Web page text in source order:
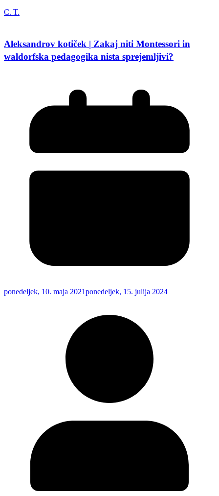
C. T.
Aleksandrov kotiček | Zakaj niti Montessori in
waldorfska pedagogika nista sprejemljivi?
ponedeljek, 10. maja 2021ponedeljek, 15. julija 2024